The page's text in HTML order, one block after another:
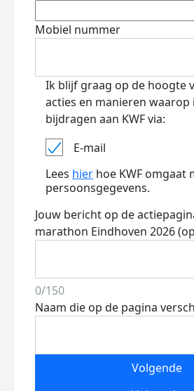
Mobiel nummer
Ik blijf graag op de hoogte
acties en manieren waarop
bijdragen aan KWF via:
E-mail
Lees hier hoe KWF omgaat
persoonsgegevens.
Jouw bericht op de
marathon Eindhoven 2026
0/150
Naam die op de pagina
Volgende